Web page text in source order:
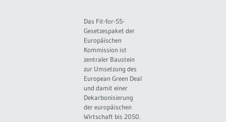
Das Fit-for-55-
Gesetzespaket der
Europäischen
Kommission ist
zentraler Baustein
zur Umsetzung des
European Green Deal
und damit einer
Dekarbonisierung
der europäischen
Wirtschaft bis 2050.